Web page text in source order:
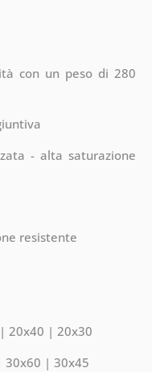
con un peso di 280
- alta saturazione
resistente
20x40 | 20x30
| 30x45